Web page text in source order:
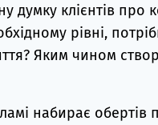
думку клієнтів
рівні,
Яким чином
набирає обертів